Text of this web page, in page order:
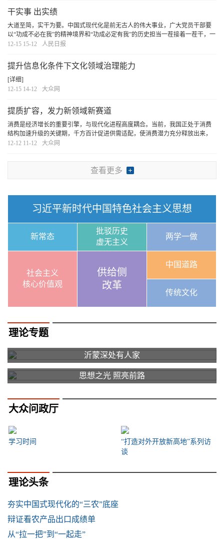
干实事 出实绩
大道至简，实干为要。中国式现代化是前无古人的伟大事业，广大党员干部要
以“功成不必在我”的精神境界和“功成必定有我”的历史担当一茬接着一茬干，一
步一个脚印走，奋力实现明年经济社会发展目标任务，确保“十五五”开好局、起
12-15 15-12 人民日报
提升信息化条件下文化领域治理能力
[详细]
12-15 14-12
大众网
提质扩容，发力新领域新赛道
消费是经济增长的重要引擎，与现代化进程高度耦合。当前，我国正处于消费
结构加速升级的关键期，千方百计促进供需适配，使消费潜力充分释放出来，
必将激发内需市场的“乘数效应”，助力中国经济航船劈波斩浪、行稳致远。
12-12 11-12 大众网
查看更多
习近平新时代中国特色社会主义思想
新常态
批驳历史
虚无主义
两学一做
社会主义
核心价值观
供给侧
改革
中国道路
传统文化
理论专题
沂蒙深处有人家
思想之光 照亮前路
大众问政厅
学习时间
“打造对外开放新高地”系列访
谈
理论头条
夯实中国式现代化的“三农”底座
辩证看农产品出口成绩单
从“拉一把”到“一起走”